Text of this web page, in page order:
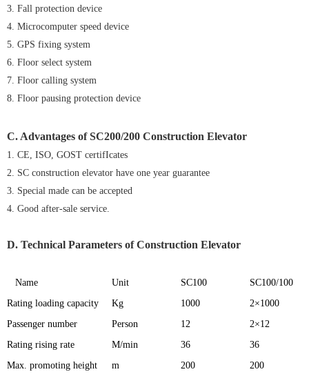
3. Fall protection device
4. Microcomputer speed device
5. GPS fixing system
6. Floor select system
7. Floor calling system
8. Floor pausing protection device
C. Advantages ofSC200/200 Construction Elevator
1. CE, ISO, GOST certifIcates
2. SC construction elevator have one year guarantee
3. Special made can be accepted
4. Good after-sale service.
D. Technical Parameters of Construction Elevator
Name Unit SC100
SC100/100
Rating loading capacity
Kg 1000
2×1000
Passenger number
Person 12
2×12
Rating rising rate
M/min 36
36
Max. promoting height
m 200 200